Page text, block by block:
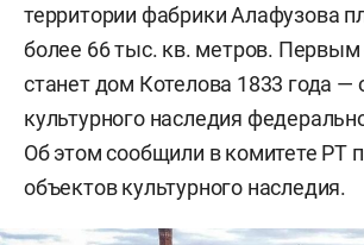
территории фабрики Алафузова
более 66 тыс. кв. метров.
станет дом Котелова 1833 года —
культурного наследия
Об этом сообщили в комитете РТ
объектов культурного наследия.